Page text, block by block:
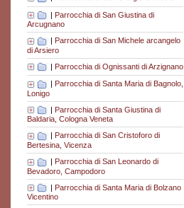
| Parrocchia di San Giustina di
Arcugnano
Parrocchia di San Michele arcangelo
di Arsiero
| Parrocchia di Ognissanti di Arzignano
Parrocchia di Santa Maria di Bagnolo,
Lonigo
| Parrocchia di Santa Giustina di
Baldaria, Cologna Veneta
Parrocchia di San Cristoforo di
Bertesina, Vicenza
| Parrocchia di San Leonardo di
Bevadoro, Campodoro
| Parrocchia di Santa Maria di Bolzano
Vicentino